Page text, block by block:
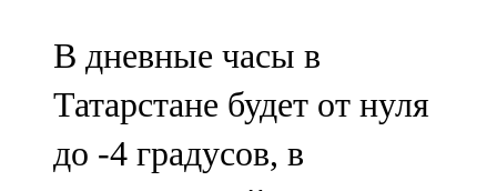
В дневные часы в
Татарстане будет от нуля
до -4 градусов, в